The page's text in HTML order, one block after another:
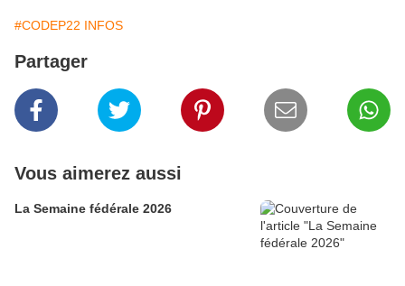
#CODEP22 INFOS
Partager
Vous aimerez aussi
La Semaine fédérale 2026